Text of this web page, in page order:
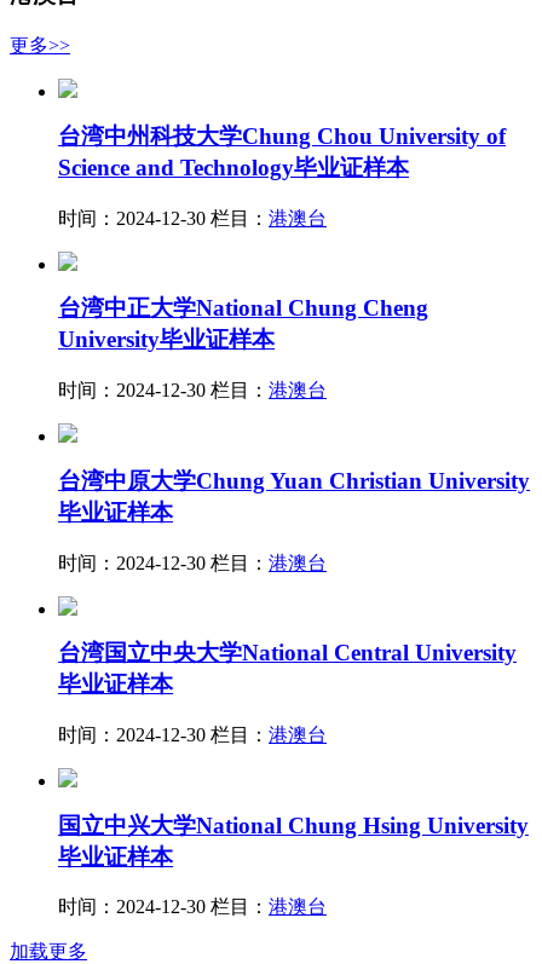
更多>>
台湾中州科技大学Chung Chou University of
Science and Technology毕业证样本
时间：2024-12-30 栏目： 港澳台
台湾中正大学National Chung Cheng
University毕业证样本
时间：2024-12-30 栏目： 港澳台
台湾中原大学Chung Yuan Christian University
毕业证样本
时间：2024-12-30 栏目： 港澳台
台湾国立中央大学National Central University
毕业证样本
时间：2024-12-30 栏目： 港澳台
国立中兴大学National Chung Hsing University
毕业证样本
时间：2024-12-30 栏目： 港澳台
加载更多